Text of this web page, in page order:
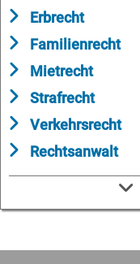
Erbrecht
Familienrecht
Mietrecht
Strafrecht
Verkehrsrecht
Rechtsanwalt